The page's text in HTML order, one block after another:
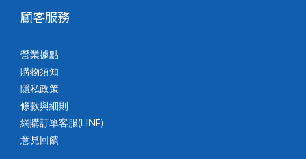
顧客服務
營業據點
購物須知
隱私政策
條款與細則
網購訂單客服(LINE)
意見回饋